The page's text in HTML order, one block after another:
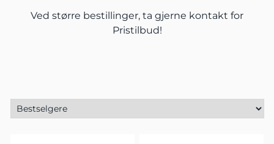
Ved større bestillinger, ta gjerne kontakt for
Pristilbud!